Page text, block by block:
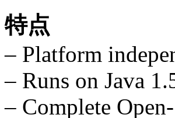
特点
– Platform
– Runs on Java
– Complete